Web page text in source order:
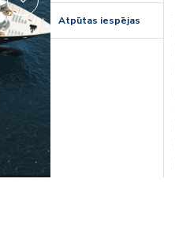
Atpūtas iespējas